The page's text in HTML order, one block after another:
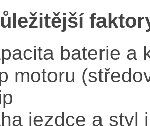
baterie a
motoru
jezdce a styl